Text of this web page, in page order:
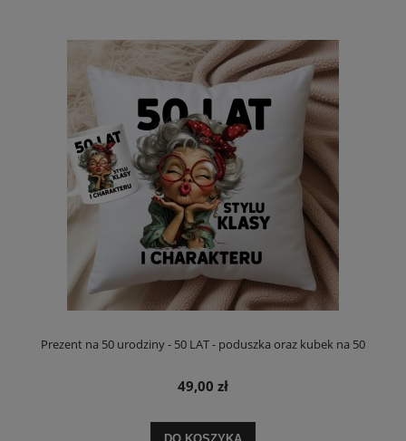
Prezent na 50 urodziny - 50 LAT - poduszka oraz kubek na 50
49,00 zł